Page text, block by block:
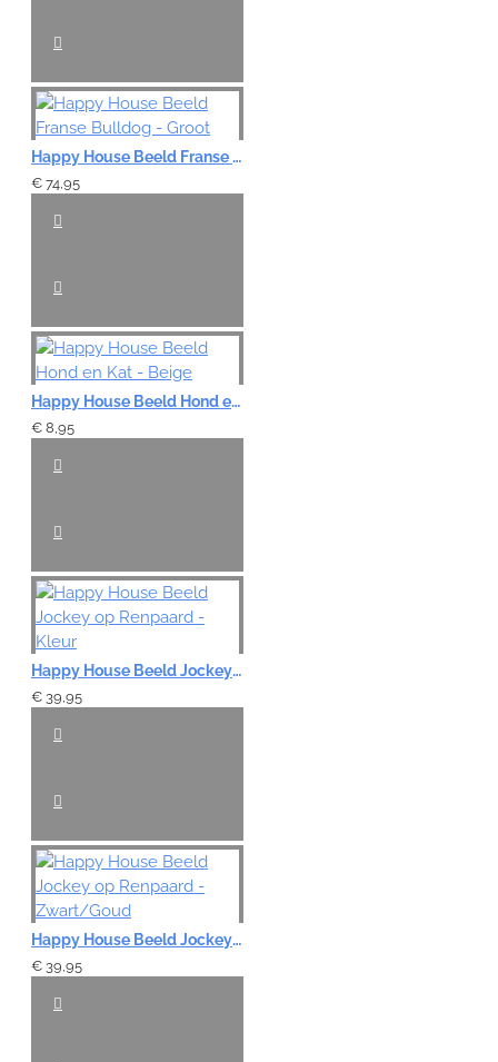
Happy House Beeld Franse Bulldog - Groot
€ 74,95
Happy House Beeld Hond en Kat - Beige
€ 8,95
Happy House Beeld Jockey op Renpaard - Kleur
€ 39,95
Happy House Beeld Jockey op Renpaard - Zwart/Goud
€ 39,95